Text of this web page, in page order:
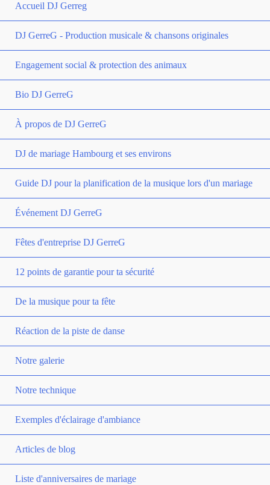
Accueil DJ Gerreg
DJ GerreG - Production musicale & chansons originales
Engagement social & protection des animaux
Bio DJ GerreG
À propos de DJ GerreG
DJ de mariage Hambourg et ses environs
Guide DJ pour la planification de la musique lors d'un mariage
Événement DJ GerreG
Fêtes d'entreprise DJ GerreG
12 points de garantie pour ta sécurité
De la musique pour ta fête
Réaction de la piste de danse
Notre galerie
Notre technique
Exemples d'éclairage d'ambiance
Articles de blog
Liste d'anniversaires de mariage